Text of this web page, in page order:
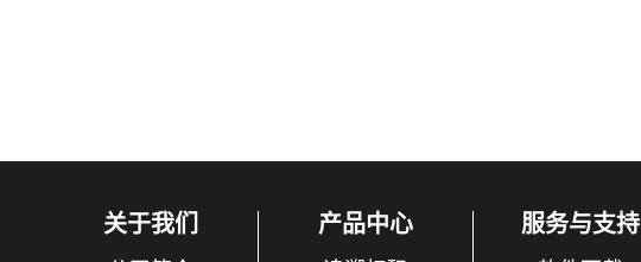
关于我们 产品中心 服务与支持